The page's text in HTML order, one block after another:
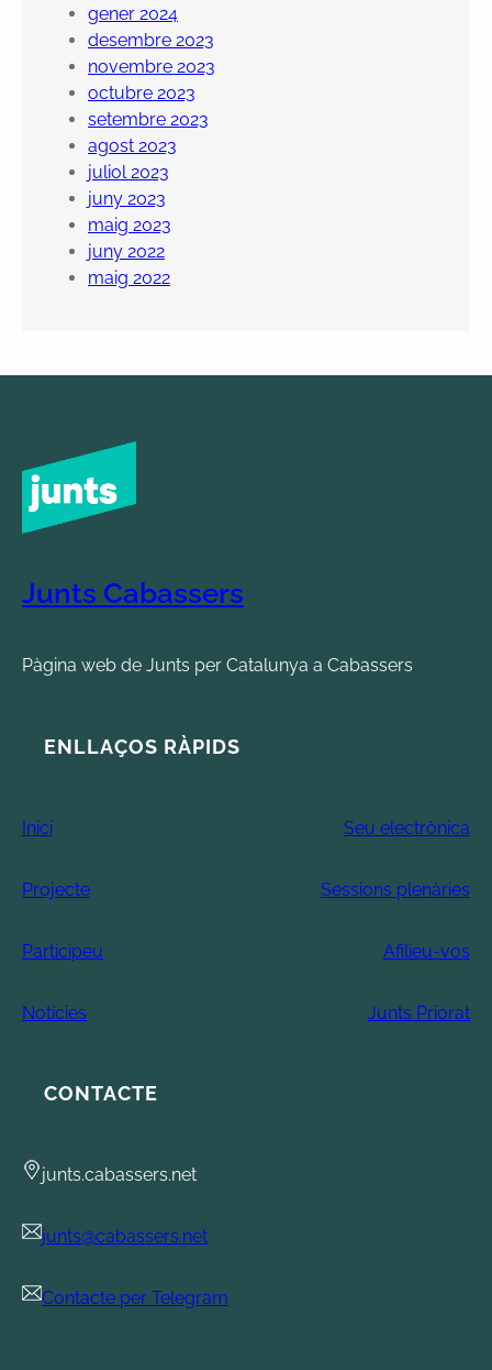
gener 2024
desembre 2023
novembre 2023
octubre 2023
setembre 2023
agost 2023
juliol 2023
juny 2023
maig 2023
juny 2022
maig 2022
Junts Cabassers
Pàgina web de Junts per Catalunya a Cabassers
ENLLAÇOS RÀPIDS
Inici Seu electrònica
Projecte Sessions plenàries
Participeu Afilieu-vos
Notícies Junts Priorat
CONTACTE
junts.cabassers.net
junts@cabassers.net
Contacte per Telegram